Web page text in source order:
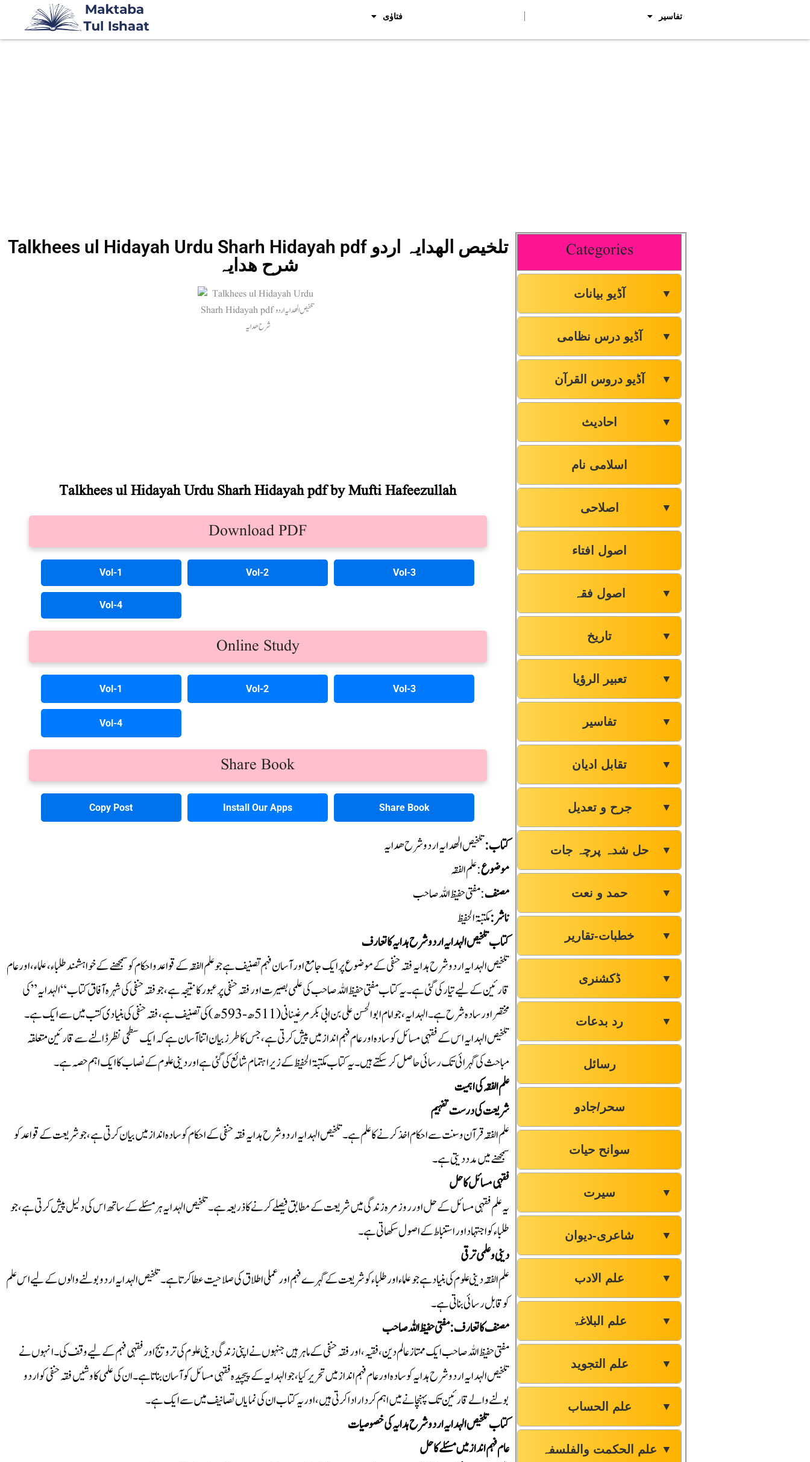
تفاسیر فتاوٰی
Talkhees ul Hidayah Urdu Sharh Hidayah pdf تلخیص الھدایہ اردو
شرح ھدایہ
Talkhees ul Hidayah Urdu Sharh Hidayah pdf by Mufti Hafeezullah
Download PDF
Vol-1 Vol-2 Vol-3
Vol-4
Online Study
Vol-1 Vol-2 Vol-3
Vol-4
Share Book
Copy Post Install Our Apps Share Book
کتاب:تلخیص الھدایہ اردو شرح ھدایہ
موضوع: علم الفقہ
مصنف: مفتی حفیظ اللہ صاحب
ناشر :مکتبۃ الحفیظ
کتاب تلخیص الہدایہ اردو شرح ہدایہ کا تعارف
تلخیص الہدایہ اردو شرح ہدایہ فقہ حنفی کے موضوع پر ایک جامع اور آسان فہم تصنیف ہے جو علم الفقہ کے قواعد و احکام کو سمجھنے کے خواہشمند طلباء، علماء، اور عام
قارئین کے لیے تیار کی گئی ہے۔ یہ کتاب مفتی حفیظ اللہ صاحب کی علمی بصیرت اور فقہ حنفی پر عبور کا نتیجہ ہے، جو فقہ حنفی کی شہرہ آفاق کتاب “الہدایہ” کی
مختصر اور سادہ شرح ہے۔ الہدایہ، جو امام ابوالحسن علی بن ابی بکر مرغینانی (511ھ-593ھ) کی تصنیف ہے، فقہ حنفی کی بنیادی کتب میں سے ایک ہے۔
تلخیص الہدایہ اس کے فقہی مسائل کو سادہ اور عام فہم انداز میں پیش کرتی ہے، جس کا طرز بیان اتنا آسان ہے کہ ایک سطحی نظر ڈالنے سے قارئین متعلقہ
مباحث کی گہرائی تک رسائی حاصل کر سکتے ہیں۔ یہ کتاب مکتبۃ الحفیظ کے زیر اہتمام شائع کی گئی ہے اور دینی علوم کے نصاب کا ایک اہم حصہ ہے۔
علم الفقہ کی اہمیت
شریعت کی درست تفہیم
علم الفقہ قرآن و سنت سے احکام اخذ کرنے کا علم ہے۔ تلخیص الہدایہ اردو شرح ہدایہ فقہ حنفی کے احکام کو سادہ انداز میں بیان کرتی ہے، جو شریعت کے قواعد کو
سمجھنے میں مدد دیتی ہے۔
فقہی مسائل کا حل
یہ علم فقہی مسائل کے حل اور روزمرہ زندگی میں شریعت کے مطابق فیصلے کرنے کا ذریعہ ہے۔ تلخیص الہدایہ ہر مسئلے کے ساتھ اس کی دلیل پیش کرتی ہے، جو
طلباء کو اجتہاد اور استنباط کے اصول سکھاتی ہے۔
دینی و علمی ترقی
علم الفقہ دینی علوم کی بنیاد ہے جو علماء اور طلباء کو شریعت کے گہرے فہم اور عملی اطلاق کی صلاحیت عطا کرتا ہے۔ تلخیص الہدایہ اردو بولنے والوں کے لیے اس علم
کو قابل رسائی بناتی ہے۔
مصنف کا تعارف: مفتی حفیظ اللہ صاحب
مفتی حفیظ اللہ صاحب ایک ممتاز عالم دین، فقیہ، اور فقہ حنفی کے ماہر ہیں جنہوں نے اپنی زندگی دینی علوم کی ترویج اور فقہی فہم کے لیے وقف کی۔ انہوں نے
تلخیص الہدایہ اردو شرح ہدایہ کو سادہ اور عام فہم انداز میں تحریر کیا، جو الہدایہ کے پیچیدہ فقہی مسائل کو آسان بناتا ہے۔ ان کی علمی کاوشیں فقہ حنفی کو اردو
بولنے والے قارئین تک پہنچانے میں اہم کردار ادا کرتی ہیں، اور یہ کتاب ان کی نمایاں تصانیف میں سے ایک ہے۔
کتاب تلخیص الہدایہ اردو شرح ہدایہ کی خصوصیات
عام فہم انداز میں مسئلے کا حل
Categories
آڈیو بیانات ▼
آڈیو درس نظامی ▼
آڈیو دروس القرآن ▼
احادیث ▼
اسلامی نام
اصلاحی ▼
اصول افتاء
اصول فقہ ▼
تاریخ ▼
تعبیر الرؤیا ▼
تفاسیر ▼
تقابل ادیان ▼
جرح و تعدیل ▼
حل شدہ پرچہ جات ▼
حمد و نعت ▼
خطبات-تقاریر ▼
ڈکشنری ▼
رد بدعات ▼
رسائل
سحر/جادو
سوانح حیات
سیرت ▼
شاعری-دیوان ▼
علم الادب ▼
علم البلاغۃ ▼
علم التجوید ▼
علم الحساب ▼
علم الحکمت والفلسفہ ▼